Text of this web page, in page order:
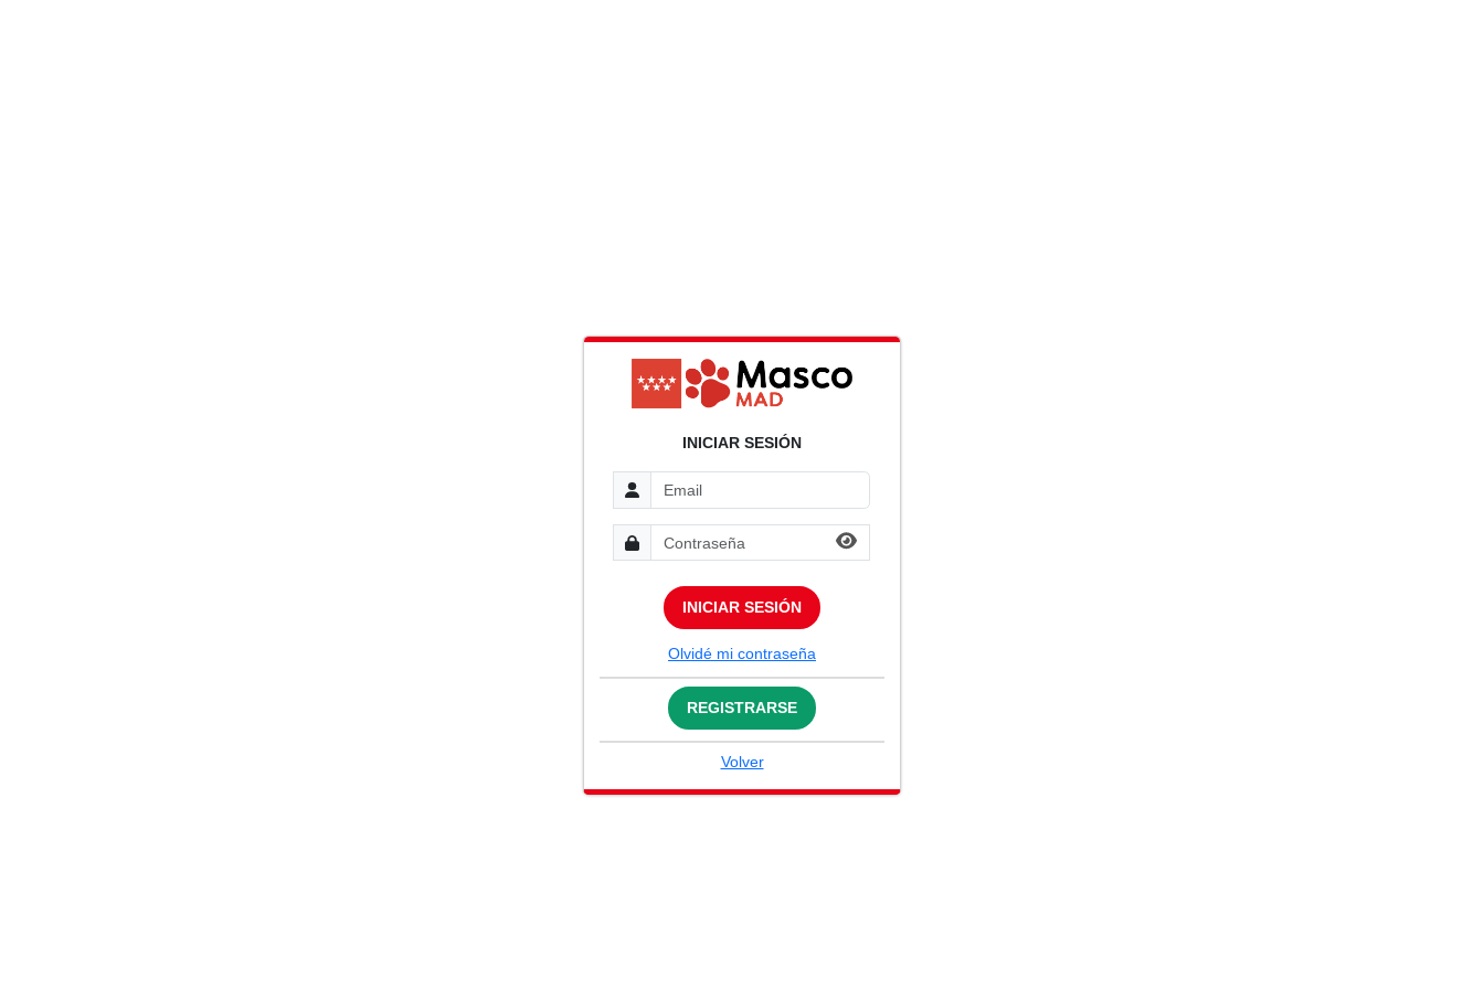
INICIAR SESIÓN
INICIAR SESIÓN
Olvidé mi contraseña
REGISTRARSE
Volver